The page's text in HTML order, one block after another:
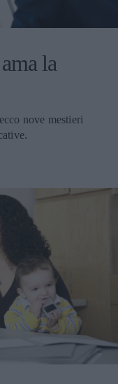
la
nove mestieri